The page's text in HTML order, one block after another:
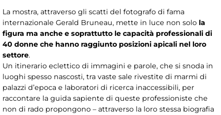
La mostra, attraverso gli scatti del fotografo di fama
internazionale Gerald Bruneau, mette in luce non solo la
figura ma anche e soprattutto le capacità professionali di
40 donne che hanno raggiunto posizioni apicali nel loro
settore.
Un itinerario eclettico di immagini e parole, che si snoda in
luoghi spesso nascosti, tra vaste sale rivestite di marmi di
palazzi d’epoca e laboratori di ricerca inaccessibili, per
raccontare la guida sapiente di queste professioniste che
non di rado propongono – attraverso la loro stessa biografia